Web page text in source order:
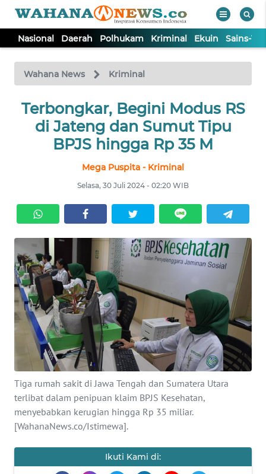
Nasional Daerah Polhukam Kriminal Ekuin Sains-
Wahana News Kriminal
Terbongkar, Begini Modus RS
di Jateng dan Sumut Tipu
BPJS hingga Rp 35 M
Mega Puspita - Kriminal
Selasa, 30 Juli 2024 - 02:20 WIB
Tiga rumah sakit di Jawa Tengah dan Sumatera Utara
terlibat dalam penipuan klaim BPJS Kesehatan,
menyebabkan kerugian hingga Rp 35 miliar.
[WahanaNews.co/Istimewa].
Ikuti Kami di:
TV
Tutup
NASIONAL
KRIMINAL
EKUIN
SAINS-TEKNO
KESEHATAN
INTERNASIONAL
SERBA-SERBI
PENDIDIKAN